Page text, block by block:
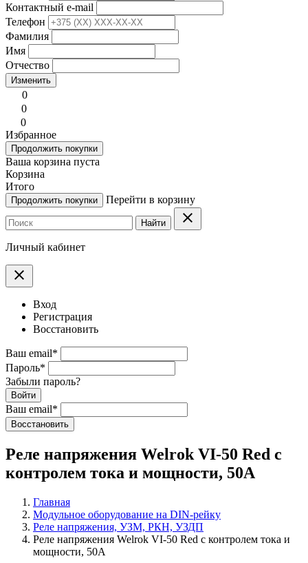
Контактный e-mail
Телефон
Фамилия
Имя
Отчество
Изменить
0
0
0
Избранное
Продолжить покупки
Ваша корзина пуста
Корзина
Итого
Продолжить покупки Перейти в корзину
Найти clear
Личный кабинет
clear
Вход
Регистрация
Восстановить
Ваш email*
Пароль*
Забыли пароль?
Войти
Ваш email*
Воcстановить
Реле напряжения Welrok VI-50 Red с
контролем тока и мощности, 50А
Главная
Модульное оборудование на DIN-рейку
Реле напряжения, УЗМ, РКН, УЗДП
Реле напряжения Welrok VI-50 Red с контролем тока и
мощности, 50А